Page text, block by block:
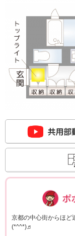
京都の中心街からほど
(*^^*)♬